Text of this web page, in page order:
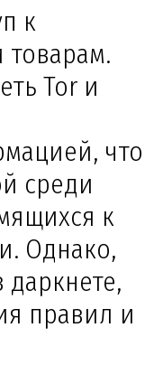
к
товарам.
Tor и
что
среди
к
Однако,
правил и